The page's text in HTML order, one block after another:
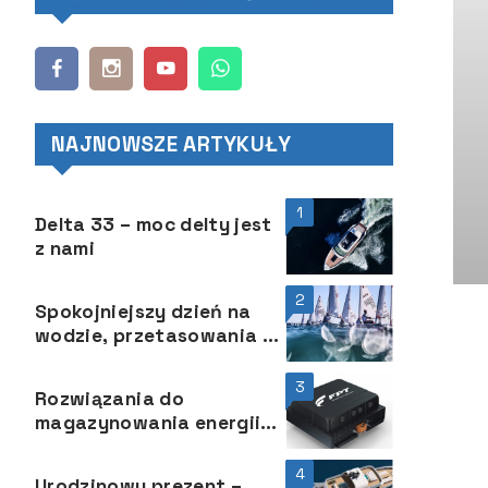
NAJNOWSZE ARTYKUŁY
1
Delta 33 – moc delty jest
z nami
2
Spokojniejszy dzień na
wodzie, przetasowania w
i Open European Trophy
3
Rozwiązania do
magazynowania energii
4